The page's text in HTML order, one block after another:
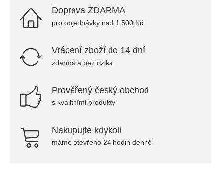
Doprava ZDARMA
pro objednávky nad 1.500 Kč
Vrácení zboží do 14 dní
zdarma a bez rizika
Prověřený český obchod
s kvalitními produkty
Nakupujte kdykoli
máme otevřeno 24 hodin denně